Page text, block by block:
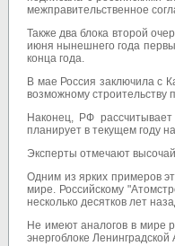
межправительственное
Также два блока второй
июня нынешнего года
конца года.
В мае Россия заключила с
возможному строительству
Наконец, РФ
планирует в текущем году
Эксперты отмечают
Одним из ярких примеров
мире. Российскому
несколько десятков лет
Не имеют аналогов в мире
энергоблоке